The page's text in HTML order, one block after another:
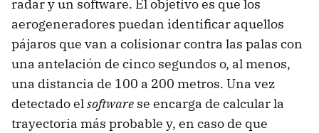
radar y un software. El objetivo es que los
aerogeneradores puedan identificar aquellos
pájaros que van a colisionar contra las palas con
una antelación de cinco segundos o, al menos,
una distancia de 100 a 200 metros. Una vez
detectado elsoftware se encarga de calcular la
trayectoria más probable y, en caso de que